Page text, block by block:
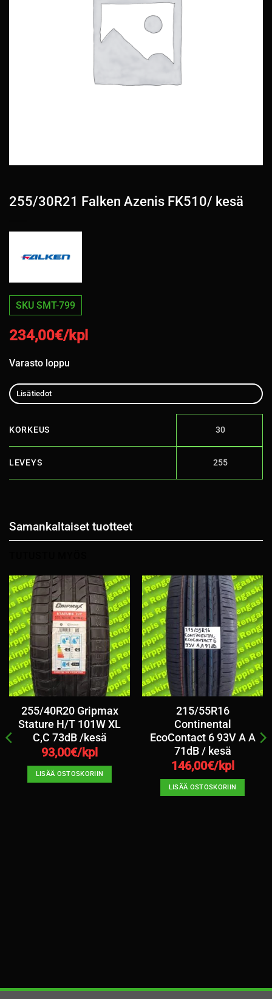
255/30R21 Falken Azenis FK510/ kesä
SKU SMT-799
234,00€/kpl
Varasto loppu
Lisätiedot
KORKEUS 30
LEVEYS 255
Samankaltaiset tuotteet
255/40R20 Gripmax
Stature H/T 101W XL
C,C 73dB /kesä
93,00€/kpl
LISÄÄ OSTOSKORIIN
215/55R16
Continental
EcoContact 6 93V A A
71dB / kesä
146,00€/kpl
LISÄÄ OSTOSKORIIN